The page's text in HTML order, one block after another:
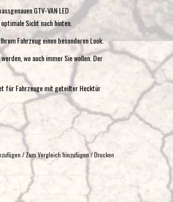
GTV-VAN LED
Sicht nach hinten.
Fahrzeug einen besonderen Look.
wo auch immer Sie wollen. Der
für Fahrzeuge mit geteilter Hecktür
/Zum Vergleich hinzufügen/Drucken